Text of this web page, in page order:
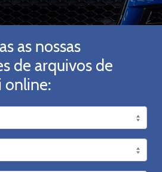
as nossas
de arquivos de
online: